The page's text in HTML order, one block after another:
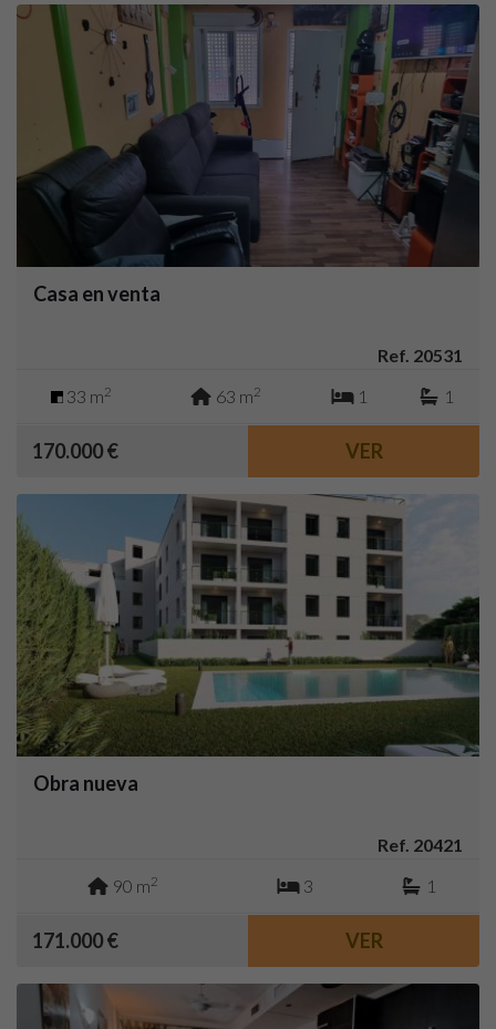
Casa en venta
Ref. 20531
33 m2 63 m2 1 1
170.000 € VER
Obra nueva
Ref. 20421
90 m2 3 1
171.000 € VER